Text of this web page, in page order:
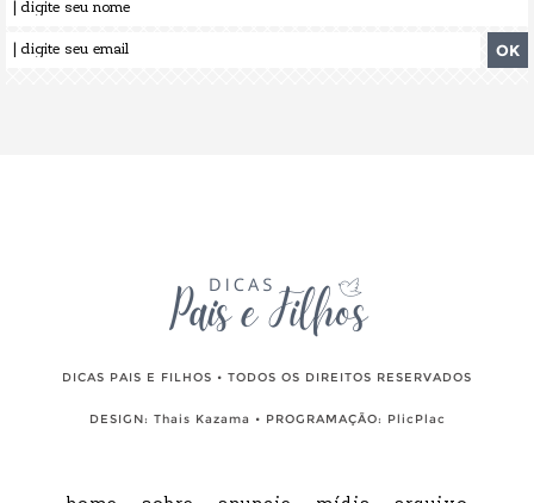
DICAS PAIS E FILHOS • TODOS OS DIREITOS RESERVADOS
DESIGN: Thais Kazama • PROGRAMAÇÃO: PlicPlac